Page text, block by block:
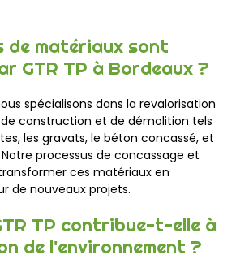
de matériaux sont
GTR TP à Bordeaux ?
spécialisons dans la revalorisation
construction et de démolition tels
les gravats, le béton concassé, et
processus de concassage et
ces matériaux en
de nouveaux projets.
TP contribue-t-elle à
de l'environnement ?